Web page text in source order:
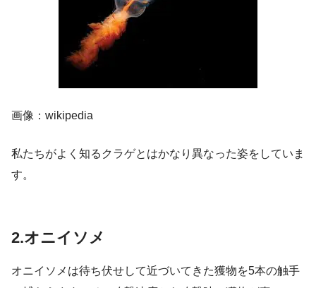
画像：wikipedia
私たちがよく知るクラゲとはかなり異なった姿をしていま
す。
2.オニイソメ
オニイソメは待ち伏せして近づいてきた獲物を5本の触手